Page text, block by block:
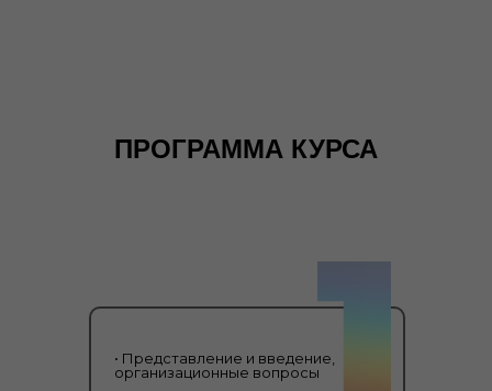
ПРОГРАММА КУРСА
• Представление и введение,
организационные вопросы